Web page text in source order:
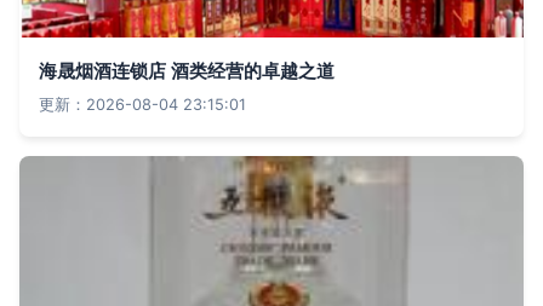
海晟烟酒连锁店 酒类经营的卓越之道
更新：2026-08-04 23:15:01